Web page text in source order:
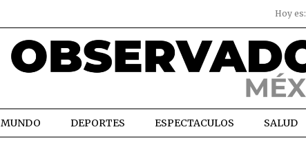
Hoy es:
MUNDO DEPORTES ESPECTACULOS SALUD